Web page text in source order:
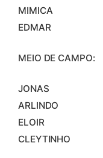
MIMICA
EDMAR
MEIO DE CAMPO:
JONAS
ARLINDO
ELOIR
CLEYTINHO